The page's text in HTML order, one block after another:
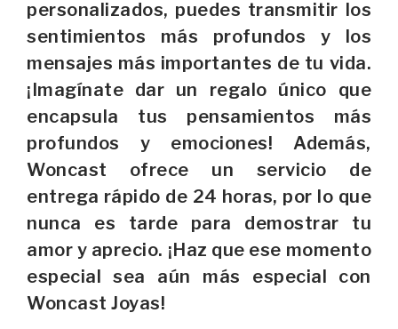
personalizados, puedes transmitir los
sentimientos más profundos y los
mensajes más importantes de tu vida.
¡Imagínate dar un regalo único que
encapsula tus pensamientos más
profundos y emociones! Además,
Woncast ofrece un servicio de
entrega rápido de 24 horas, por lo que
nunca es tarde para demostrar tu
amor y aprecio. ¡Haz que ese momento
especial sea aún más especial con
Woncast Joyas!